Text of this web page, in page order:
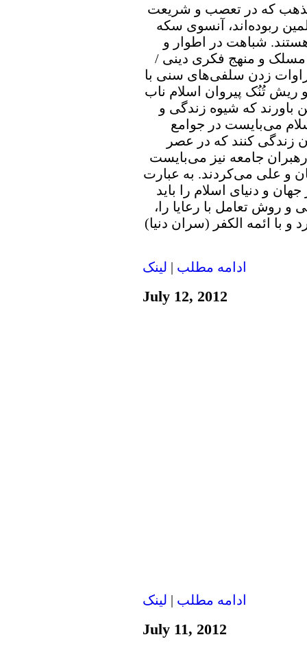
مذهب که در تعصب و شریعت
ربوده‌اند، آنسوی سکه
شباهت در اطوار و
و منهج فکری دینی /
زدن سلفی‌های سنی با
ریش تُنُک پیروان اسلام ناب
باورند که شیوه زندگی و
می‌بایست در جوامع
زندگی کنند که در عصر
جامعه نیز می‌بایست
و علی می‌کردند. به عبارت
و دنیای اسلام را باید
روش تعامل با رعایا را،
و با ائمه الکفر (سران دنیا)
ادامه مطلب | لينک
July 12, 2012
ادامه مطلب | لينک
July 11, 2012